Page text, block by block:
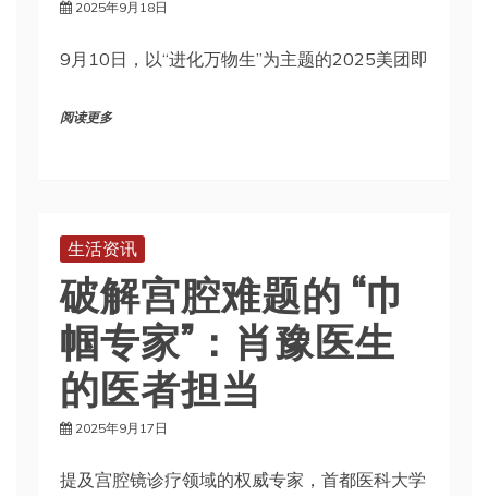
2025年9月18日
9月10日，以“进化万物生”为主题的2025美团即
阅读更多
生活资讯
破解宫腔难题的 “巾
帼专家”：肖豫医生
的医者担当
2025年9月17日
提及宫腔镜诊疗领域的权威专家，首都医科大学